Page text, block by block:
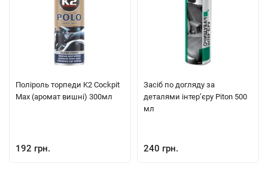
Поліроль торпеди K2 Cockpit
Max (аромат вишні) 300мл
192 грн.
Засіб по догляду за
деталями інтер’єру Piton 500
мл
240 грн.